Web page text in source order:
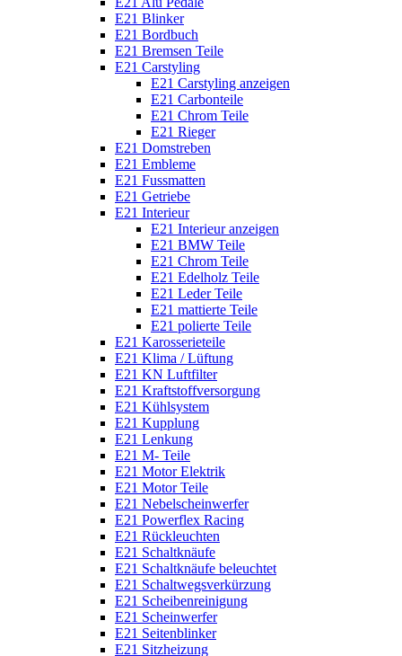
E21 Blinker
E21 Bordbuch
E21 Bremsen Teile
E21 Carstyling
E21 Carstyling anzeigen
E21 Carbonteile
E21 Chrom Teile
E21 Rieger
E21 Domstreben
E21 Embleme
E21 Fussmatten
E21 Getriebe
E21 Interieur
E21 Interieur anzeigen
E21 BMW Teile
E21 Chrom Teile
E21 Edelholz Teile
E21 Leder Teile
E21 mattierte Teile
E21 polierte Teile
E21 Karosserieteile
E21 Klima / Lüftung
E21 KN Luftfilter
E21 Kraftstoffversorgung
E21 Kühlsystem
E21 Kupplung
E21 Lenkung
E21 M- Teile
E21 Motor Elektrik
E21 Motor Teile
E21 Nebelscheinwerfer
E21 Powerflex Racing
E21 Rückleuchten
E21 Schaltknäufe
E21 Schaltknäufe beleuchtet
E21 Schaltwegsverkürzung
E21 Scheibenreinigung
E21 Scheinwerfer
E21 Seitenblinker
E21 Sitzheizung